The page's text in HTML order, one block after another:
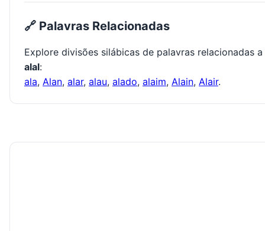
🔗 Palavras Relacionadas
Explore divisões silábicas de palavras relacionadas a
alal:
ala, Alan, alar, alau, alado, alaim, Alain, Alair.